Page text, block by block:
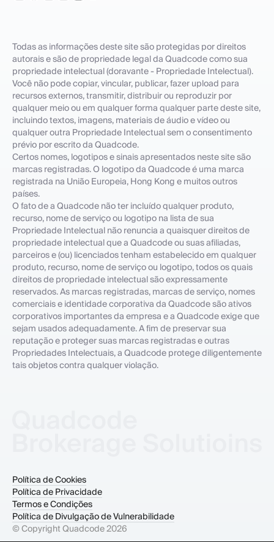
Todas as informações deste site são protegidas por direitos
autorais e são de propriedade legal da Quadcode como sua
propriedade intelectual (doravante - Propriedade Intelectual).
Você não pode copiar, vincular, publicar, fazer upload para
recursos externos, transmitir, distribuir ou reproduzir por
qualquer meio ou em qualquer forma qualquer parte deste site,
incluindo textos, imagens, materiais de áudio e vídeo ou
qualquer outra Propriedade Intelectual sem o consentimento
prévio por escrito da Quadcode.
Certos nomes, logotipos e sinais apresentados neste site são
marcas registradas. O logotipo da Quadcode é uma marca
registrada na União Europeia, Hong Kong e muitos outros
países.
O fato de a Quadcode não ter incluído qualquer produto,
recurso, nome de serviço ou logotipo na lista de sua
Propriedade Intelectual não renuncia a quaisquer direitos de
propriedade intelectual que a Quadcode ou suas afiliadas,
parceiros e (ou) licenciados tenham estabelecido em qualquer
produto, recurso, nome de serviço ou logotipo, todos os quais
direitos de propriedade intelectual são expressamente
reservados. As marcas registradas, marcas de serviço, nomes
comerciais e identidade corporativa da Quadcode são ativos
corporativos importantes da empresa e a Quadcode exige que
sejam usados adequadamente. A fim de preservar sua
reputação e proteger suas marcas registradas e outras
Propriedades Intelectuais, a Quadcode protege diligentemente
tais objetos contra qualquer violação.
© Copyright Quadcode2026
Política de Cookies
Política de Privacidade
Termos e Condições
Política de Divulgação de Vulnerabilidade